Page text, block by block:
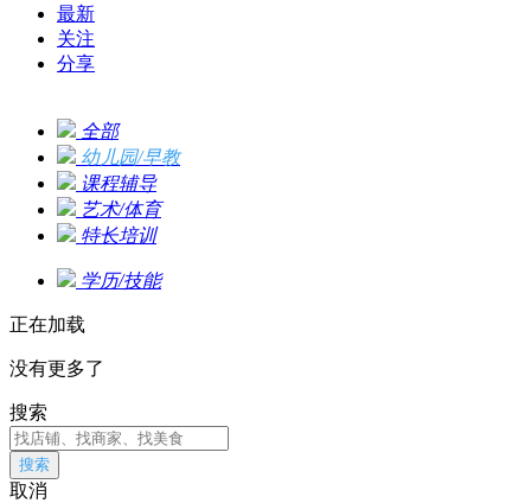
最新
关注
分享
全部
幼儿园/早教
课程辅导
艺术/体育
特长培训
学历/技能
正在加载
没有更多了
搜索
搜索
取消